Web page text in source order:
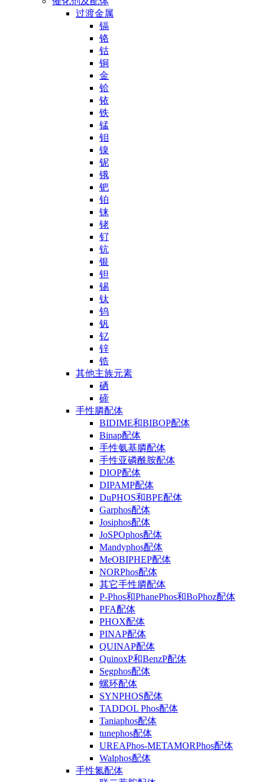
过渡金属
镉
铬
钴
铜
金
铪
铱
铁
锰
钼
镍
铌
锇
钯
铂
铼
铑
钌
钪
银
钽
锡
钛
钨
钒
钇
锌
锆
其他主族元素
硒
碲
手性膦配体
BIDIME和BIBOP配体
Binap配体
手性氨基膦配体
手性亚磷酰胺配体
DIOP配体
DIPAMP配体
DuPHOS和BPE配体
Garphos配体
Josiphos配体
JoSPOphos配体
Mandyphos配体
MeOBIPHEP配体
NORPhos配体
其它手性膦配体
P-Phos和PhanePhos和BoPhoz配体
PFA配体
PHOX配体
PINAP配体
QUINAP配体
QuinoxP和BenzP配体
Segphos配体
螺环配体
SYNPHOS配体
TADDOL Phos配体
Taniaphos配体
tunephos配体
UREAPhos-METAMORPhos配体
Walphos配体
手性氮配体